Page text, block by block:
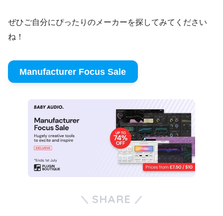
ぜひご自分にぴったりのメーカーを探してみてください
ね！
Manufacturer Focus Sale
SHARE